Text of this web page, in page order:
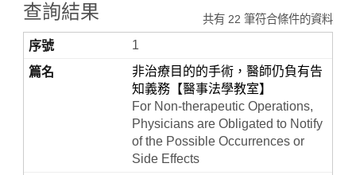
查詢結果 共有 22 筆符合條件的資料
1
非治療目的的手術，醫師仍負有告
知義務【醫事法學教室】
For Non-therapeutic Operations,
Physicians are Obligated to Notify
of the Possible Occurrences or
Side Effects